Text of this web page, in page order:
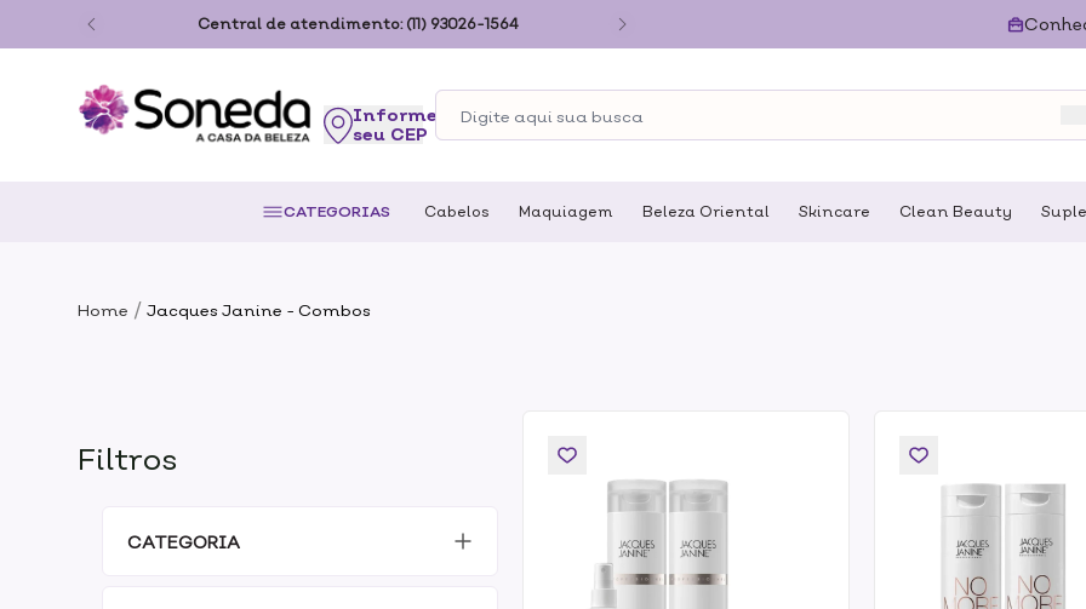
Central de atendimento: (11) 93026-1564
seu CEP
CATEGORIAS Cabelos Maquiagem Beleza Oriental Skincare Clean Beauty
Home / Jacques Janine - Combos
Filtros
CATEGORIA